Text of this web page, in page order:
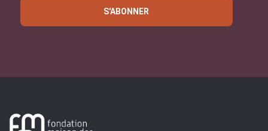
S'ABONNER